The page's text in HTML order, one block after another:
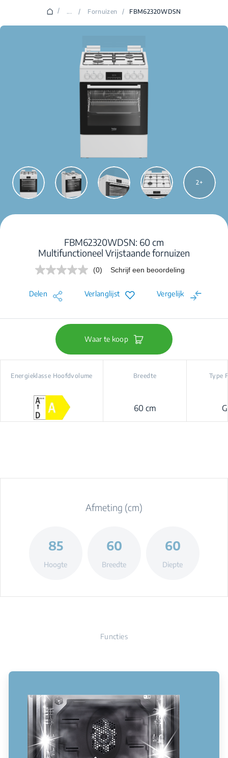
/ ... / Fornuizen / FBM62320WDSN
2
FBM62320WDSN: 60 cm
Multifunctioneel Vrijstaande fornuizen
Geen
Dezelfde
paginalink.
(0) Schrijf een beoordeling
Delen Verlanglijst Vergelijk
Waar te koop
Energieklasse Hoofdvolume Breedte
60 cm
Type
Afmeting (cm)
85
Hoogte
60
Breedte
60
Diepte
Functies